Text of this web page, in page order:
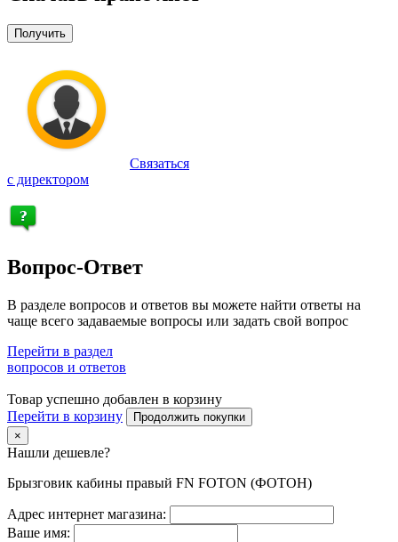
Получить
Связаться
с директором
Вопрос-Ответ
В разделе вопросов и ответов вы можете найти ответы на
чаще всего задаваемые вопросы или задать свой вопрос
Перейти в раздел
вопросов и ответов
Товар успешно добавлен в корзину
Перейти в корзину
Продолжить покупки
×
Нашли дешевле?
Брызговик кабины правый FN FOTON (ФОТОН)
Адрес интернет магазина:
Ваше имя: